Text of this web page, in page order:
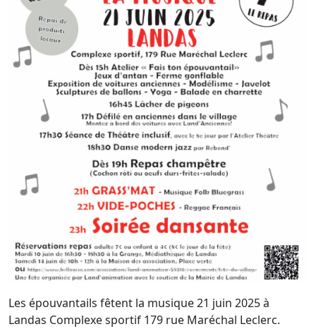
Les épouvantails fêtent la musique 21 juin 2025 à
Landas Complexe sportif 179 rue Maréchal Leclerc.